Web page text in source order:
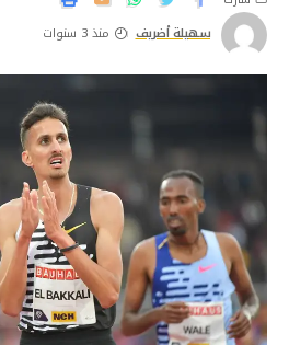
سهيلة أضريف منذ 3 سنوات